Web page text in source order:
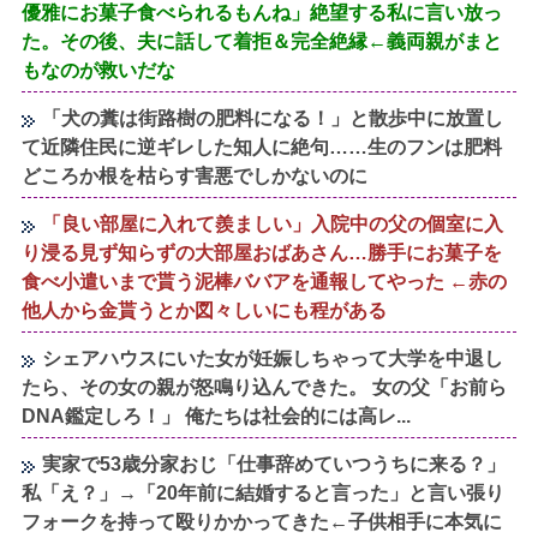
優雅にお菓子食べられるもんね」絶望する私に言い放っ
た。その後、夫に話して着拒＆完全絶縁←義両親がまと
もなのが救いだな
「犬の糞は街路樹の肥料になる！」と散歩中に放置し
て近隣住民に逆ギレした知人に絶句……生のフンは肥料
どころか根を枯らす害悪でしかないのに
「良い部屋に入れて羨ましい」入院中の父の個室に入
り浸る見ず知らずの大部屋おばあさん…勝手にお菓子を
食べ小遣いまで貰う泥棒ババアを通報してやった ←赤の
他人から金貰うとか図々しいにも程がある
シェアハウスにいた女が妊娠しちゃって大学を中退し
たら、その女の親が怒鳴り込んできた。 女の父「お前ら
DNA鑑定しろ！」 俺たちは社会的には高レ...
実家で53歳分家おじ「仕事辞めていつうちに来る？」
私「え？」→「20年前に結婚すると言った」と言い張り
フォークを持って殴りかかってきた←子供相手に本気に